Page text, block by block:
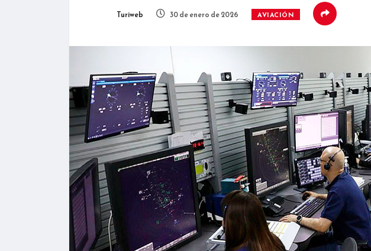
Turiweb 30 de enero de 2026 AVIACIÓN